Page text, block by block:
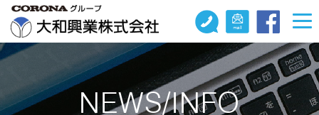
NEWS/INFO